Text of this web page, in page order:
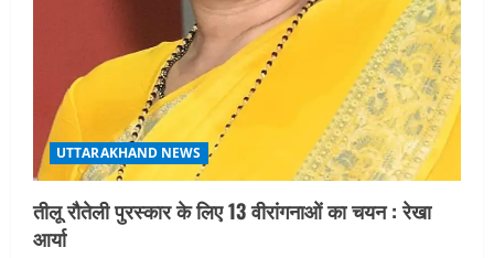
UTTARAKHAND NEWS
तीलू रौतेली पुरस्कार के लिए 13 वीरांगनाओं का चयन : रेखा
आर्या